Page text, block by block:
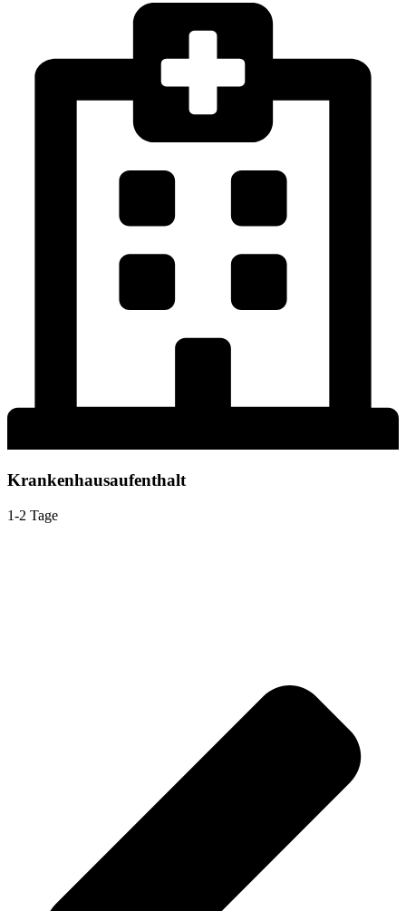
Krankenhausaufenthalt
1-2 Tage